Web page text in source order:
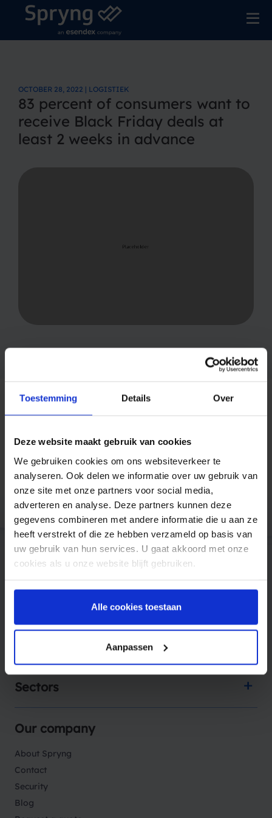
Toestemming Details Over
Deze website maakt gebruik van cookies
We gebruiken cookies om ons websiteverkeer te
analyseren. Ook delen we informatie over uw gebruik van
onze site met onze partners voor social media,
adverteren en analyse. Deze partners kunnen deze
gegevens combineren met andere informatie die u aan ze
heeft verstrekt of die ze hebben verzameld op basis van
uw gebruik van hun services. U gaat akkoord met onze
cookies als u onze website blijft gebruiken.
Alle cookies toestaan
Aanpassen
OCTOBER 28, 2022 | LOGISTIEK
83 percent of consumers want to
receive Black Friday deals at
least 2 weeks in advance
Trusted by companies like
Sectors
Our company
About Spryng
Contact
Security
Blog